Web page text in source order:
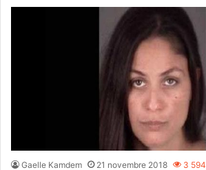
Gaelle Kamdem 21 novembre 2018 3 594